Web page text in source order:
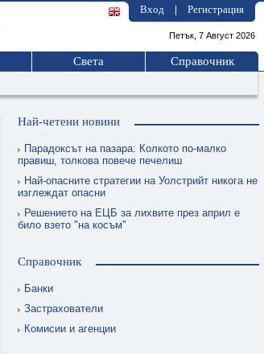
Вход Регистрация
Петък, 7 Август 2026
Света Справочник
Най-четени новини
Парадоксът на пазара: Колкото по-малко
правиш, толкова повече печелиш
Най-опасните стратегии на Уолстрийт никога не
изглеждат опасни
Решението на ЕЦБ за лихвите през април е
било взето "на косъм"
Справочник
Банки
Застрахователи
Комисии и агенции